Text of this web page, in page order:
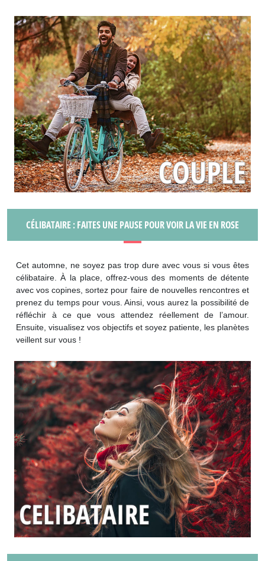
CÉLIBATAIRE : FAITES UNE PAUSE POUR VOIR LA VIE EN ROSE
Cet automne, ne soyez pas trop dure avec vous si vous êtes
célibataire. À la place, offrez-vous des moments de détente
avec vos copines, sortez pour faire de nouvelles rencontres et
prenez du temps pour vous. Ainsi, vous aurez la possibilité de
réfléchir à ce que vous attendez réellement de l’amour.
Ensuite, visualisez vos objectifs et soyez patiente, les planètes
veillent sur vous !